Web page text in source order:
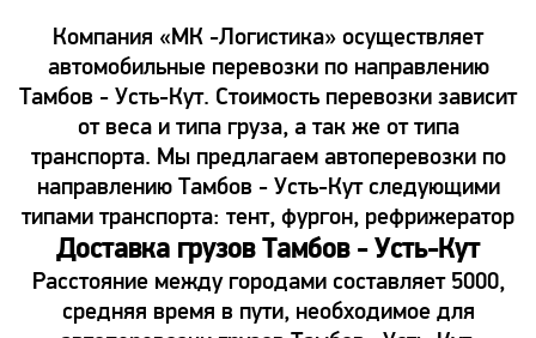
Компания «МК -Логистика» осуществляет
автомобильные перевозки по направлению
Тамбов - Усть-Кут. Стоимость перевозки зависит
от веса и типа груза, а так же от типа
транспорта. Мы предлагаем автоперевозки по
направлению Тамбов - Усть-Кут следующими
типами транспорта: тент, фургон, рефрижератор
Доставка грузов Тамбов - Усть-Кут
Расстояние между городами составляет 5000,
средняя время в пути, необходимое для